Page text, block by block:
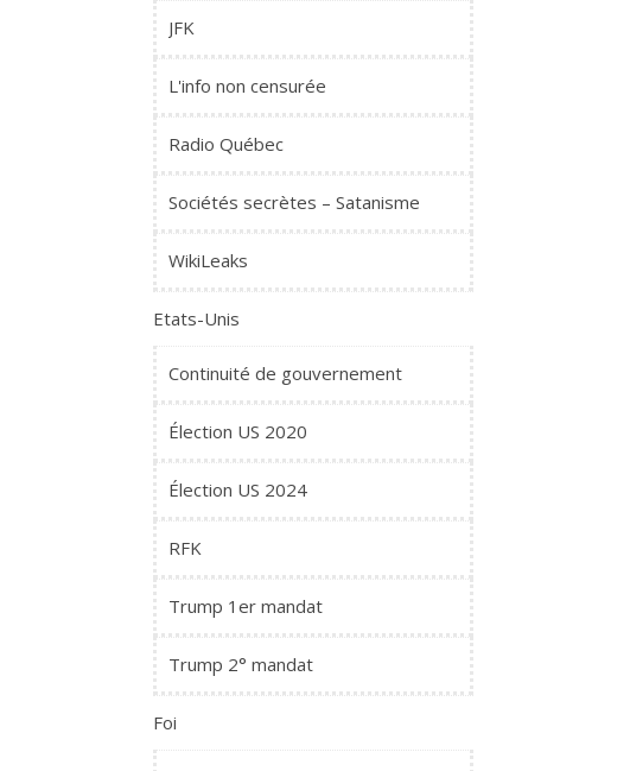
JFK
L'info non censurée
Radio Québec
Sociétés secrètes – Satanisme
WikiLeaks
Etats-Unis
Continuité de gouvernement
Élection US 2020
Élection US 2024
RFK
Trump 1er mandat
Trump 2° mandat
Foi